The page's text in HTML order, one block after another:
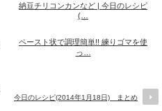
納豆チリコンカンなど | 今日のレシピ
(…
ペースト状で調理簡単!! 練りゴマを使
っ…
今日のレシピ(2014年1月18日) まとめ